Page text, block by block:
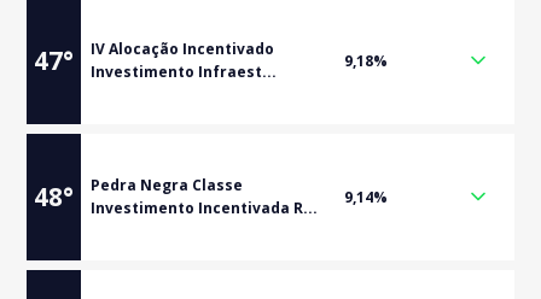
47°
IV Alocação Incentivado
Investimento Infraest...
9,18%
48°
Pedra Negra Classe
Investimento Incentivada R...
9,14%